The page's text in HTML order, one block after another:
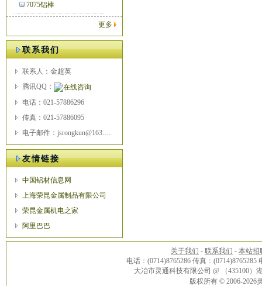
7075铝棒
更多
联系我们
联系人：金超英
腾讯QQ：
电话：021-57886296
传真：021-57886095
电子邮件：jsrongkun@163.com
友情链接
中国铝材信息网
上海荣昆金属制品有限公司
荣昆金属机电之家
阿里巴巴
关于我们 - 联系我们 - 本站招
电话：(0714)8765286 传真：(0714)8765285
大冶市灵通科技有限公司 @ （435100
版权所有 © 2006-2026